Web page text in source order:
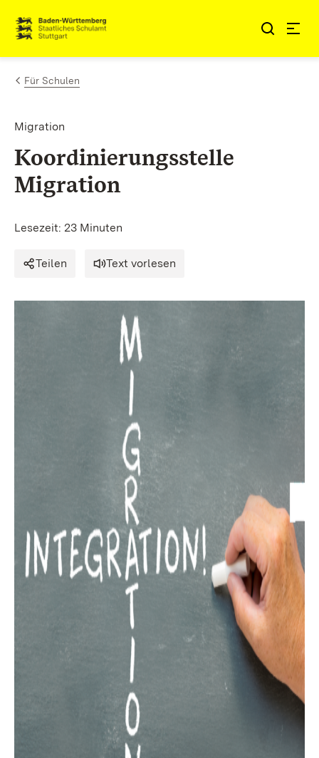
Zum Inhalt springen
Link zur Startseite
Für Schulen
Migration
Koordinierungsstelle
Migration
Lesezeit: 23 Minuten
Teilen Text vorlesen